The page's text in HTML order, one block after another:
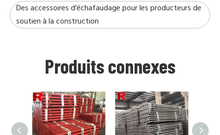
Des accessoires d'échafaudage pour les producteurs de
soutien à la construction
Produits connexes